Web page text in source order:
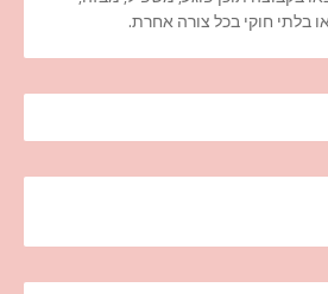
בלתי חוקי בכל צורה אחרת.